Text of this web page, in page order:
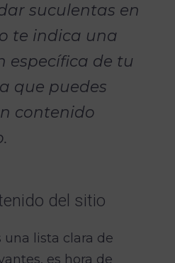
suculentas en
te indica una
específica de tu
que puedes
contenido
del sitio
una lista clara de
es hora de